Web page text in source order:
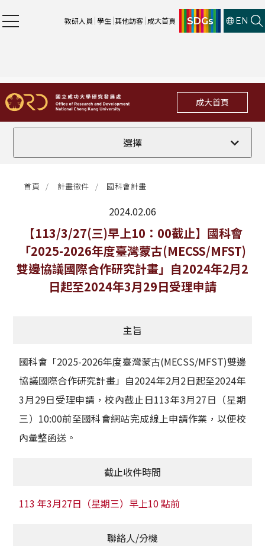
教研人員 學生 其他訪客 成大首頁 SDGs EN
成大首頁
選擇
全部
法規修訂
補助獎項
獲獎名單
其他
活動花絮
首頁 計畫徵件 國科會計畫
2024.02.06
最新消息
【113/3/27(三)早上10：00截止】國科會
「2025-2026年度臺灣蒙古(MECSS/MFST)
雙邊協議國際合作研究計畫」自2024年2月2
日起至2024年3月29日受理申請
主旨
國科會「2025-2026年度臺灣蒙古(MECSS/MFST)雙邊
協議國際合作研究計畫」自2024年2月2日起至2024年
3月29日受理申請，校內截止日113年3月27日（星期
三）10:00前至國科會網站完成線上申請作業，以便校
內彙整函送。
截止收件時間
113 年3月27日（星期三）早上10 點前
聯絡人/分機